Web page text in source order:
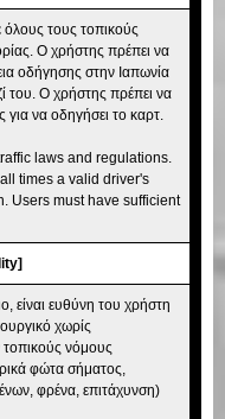
τους τοπικούς
Ο χρήστης πρέπει να
οδήγησης στην Ιαπωνία
του. Ο χρήστης πρέπει να
για να οδηγήσει το καρτ.
laws and regulations.
times a valid driver's
Users must have sufficient
είναι ευθύνη του χρήστη
χωρίς
νόμους
φώτα σήματος,
φρένα, επιτάχυνση)